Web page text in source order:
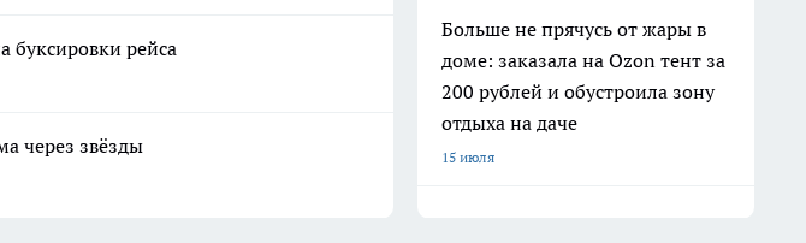
буксировки рейса
через звёзды
Больше не прячусь от жары в
доме: заказала на Ozon тент за
200 рублей и обустроила зону
отдыха на даче
15 июля